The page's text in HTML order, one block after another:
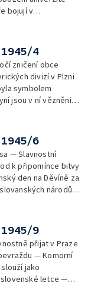
bojují v
tyfové epidemii —
sklizně cukrové
odklízí trosky po
4
zničení obce
divizí v Plzni
symbolem
jsou v ní vězněni
— Reportáž o
6
— Slavnostní
k připomínce bitvy
den na Děvíně za
národů —
obětí pochodů
bývalého
9
přijat v Praze
— Komorní
jako
letce —
Fierlinger navštívil